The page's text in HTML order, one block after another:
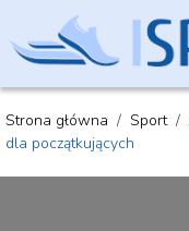
Strona główna / Sport /
dla początkujących